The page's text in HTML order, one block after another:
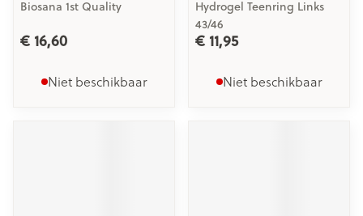
Biosana 1st Quality
€ 16,60
Niet beschikbaar
Hydrogel Teenring Links
43/46
€ 11,95
Niet beschikbaar